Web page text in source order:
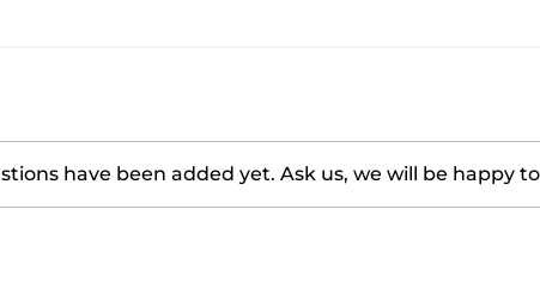
have been added yet. Ask us, we will be happy